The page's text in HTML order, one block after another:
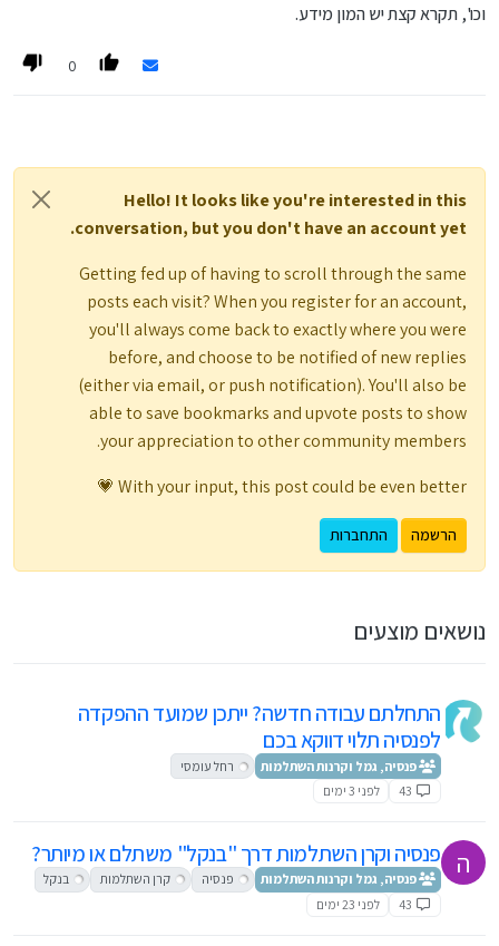
וכו', תקרא קצת יש המון מידע.
0
Hello! It looks like you're interested in this
conversation, but you don't have an account yet.
Getting fed up of having to scroll through the same
posts each visit? When you register for an account,
you'll always come back to exactly where you were
before, and choose to be notified of new replies
(either via email, or push notification). You'll also be
able to save bookmarks and upvote posts to show
your appreciation to other community members.
With your input, this post could be even better 💗
הרשמה התחברות
נושאים מוצעים
התחלתם עבודה חדשה? ייתכן שמועד ההפקדה
לפנסיה תלוי דווקא בכם
פנסיה, גמל וקרנות השתלמות
רחל עומסי
43
לפני 3 ימים
ה פנסיה וקרן השתלמות דרך "בנקל" משתלם או מיותר?
פנסיה, גמל וקרנות השתלמות פנסיה קרן השתלמות
בנקל
43
לפני 23 ימים